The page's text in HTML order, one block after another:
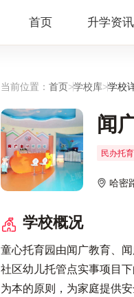
首页 升学资讯
当前位置： 首页>学校库>学校
闻
民办托
哈密
学校概况
童心托育园由闻广教育、
社区幼儿托管点实事项目
为本的原则，为家庭提供